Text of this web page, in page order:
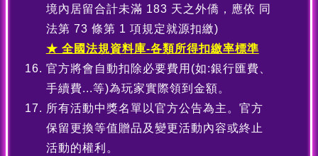
境內居留合計未滿 183 天之外僑，應依 同
法第 73 條第 1 項規定就源扣繳)
★ 全國法規資料庫-各類所得扣繳率標準
官方將會自動扣除必要費用(如:銀行匯費、
手續費...等)為玩家實際領到金額。
所有活動中獎名單以官方公告為主。官方
保留更換等值贈品及變更活動內容或終止
活動的權利。